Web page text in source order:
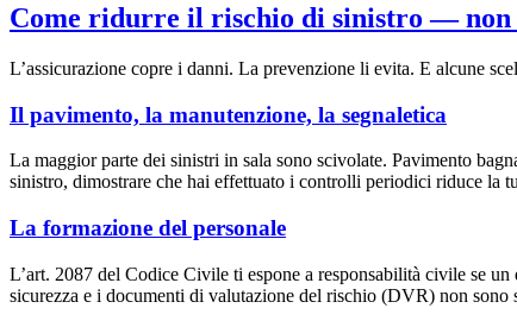
Come ridurre il rischio di sinistro — non
L’assicurazione copre i danni. La prevenzione li evita. E alcune
Il pavimento, la manutenzione, la segnaletica
La maggior parte dei sinistri in sala sono scivolate. Pavimento
sinistro, dimostrare che hai effettuato i controlli periodici riduce la
La formazione del personale
L’art. 2087 del Codice Civile ti espone a responsabilità civile se
sicurezza e i documenti di valutazione del rischio (DVR) non